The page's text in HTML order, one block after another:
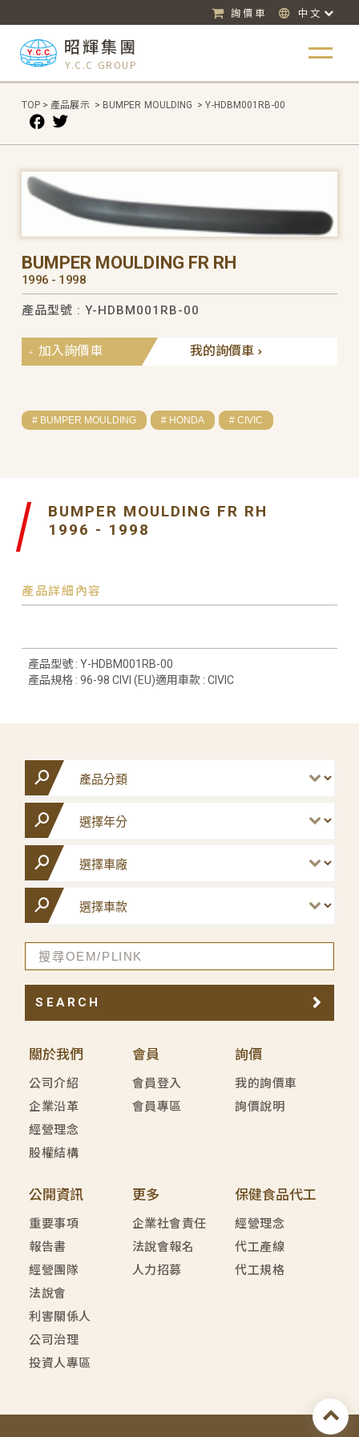
詢價車 中文
昭輝集團
Y.C.C GROUP
TOP > 產品展示 > BUMPER MOULDING > Y-HDBM001RB-00
BUMPER MOULDING FR RH
1996 - 1998
產品型號 : Y-HDBM001RB-00
我的詢價車
加入詢價車
# BUMPER MOULDING # HONDA # CIVIC
BUMPER MOULDING FR RH
1996 - 1998
產品詳細內容
產品型號 : Y-HDBM001RB-00
產品規格 : 96-98 CIVI (EU)適用車款 : CIVIC
關於我們
公司介紹
企業沿革
經營理念
股權結構
會員
會員登入
會員專區
詢價
我的詢價車
詢價說明
公開資訊
重要事項
報告書
經營團隊
法說會
利害關係人
公司治理
投資人專區
更多
企業社會責任
法說會報名
人力招募
保健食品代工
經營理念
代工產線
代工規格
SEARCH